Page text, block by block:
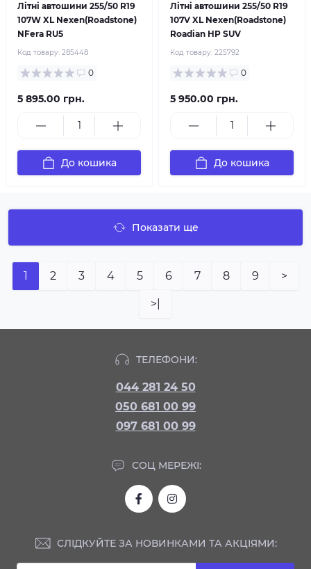
Літні автошини 255/50 R19
107W XL Nexen(Roadstone)
N`Fera RU5
Код товару: 285448
0
5 895.00 грн.
До кошика
Літні автошини 255/50 R19
107V XL Nexen(Roadstone)
Roadian HP SUV
Код товару: 225792
0
5 950.00 грн.
До кошика
Показати ще
1 2 3 4 5 6 7 8 9 >
>|
ТЕЛЕФОНИ:
044 281 24 50
050 681 00 99
097 681 00 99
СОЦ МЕРЕЖІ:
СЛІДКУЙТЕ ЗА НОВИНКАМИ ТА АКЦІЯМИ: